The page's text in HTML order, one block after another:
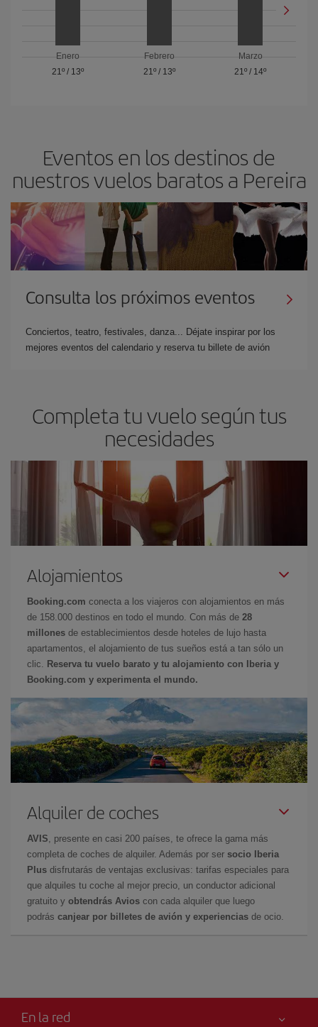
Enero
21º/ 13º
Febrero
21º/ 13º
Marzo
21º / 14º
Eventos en los destinos de
nuestros vuelos baratos a Pereira
Consulta los próximos eventos
Conciertos, teatro, festivales, danza... Déjate inspirar por los
mejores eventos del calendario y reserva tu billete de avión
Completa tu vuelo según tus
necesidades
Alojamientos
Booking.com conecta a los viajeros con alojamientos en más
de 158.000 destinos en todo el mundo. Con más de 28
millones de establecimientos desde hoteles de lujo hasta
apartamentos, el alojamiento de tus sueños está a tan sólo un
clic.
Reserva tu vuelo barato y tu alojamiento con Iberia y
Booking.com y experimenta el mundo.
Alquiler de coches
AVIS , presente en casi 200 países, te ofrece la gama más
completa de coches de alquiler. Además por ser socio Iberia
Plus disfrutarás de ventajas exclusivas: tarifas especiales para
que alquiles tu coche al mejor precio, un conductor adicional
gratuito y obtendrás Avios con cada alquiler que luego
podrás canjear por billetes de avión y experiencias de ocio.
En la red